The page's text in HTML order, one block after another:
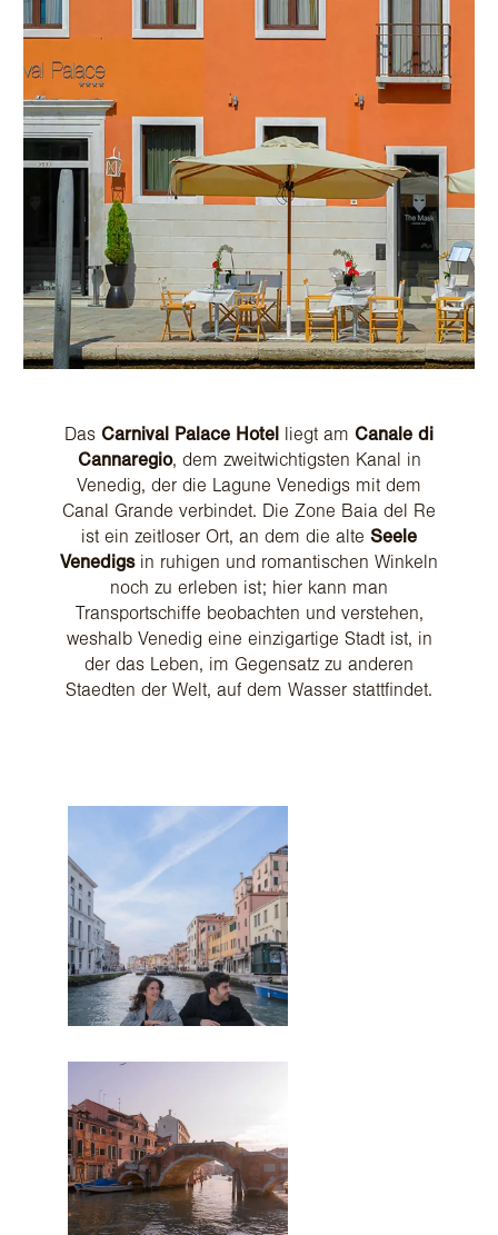
Das Carnival Palace Hotel liegt am Canale di
Cannaregio, dem zweitwichtigsten Kanal in
Venedig, der die Lagune Venedigs mit dem
Canal Grande verbindet. Die Zone Baia del Re
ist ein zeitloser Ort, an dem die alte Seele
Venedigsin ruhigen und romantischen Winkeln
noch zu erleben ist; hier kann man
Transportschiffe beobachten und verstehen,
weshalb Venedig eine einzigartige Stadt ist, in
der das Leben, im Gegensatz zu anderen
Staedten der Welt, auf dem Wasser stattfindet.